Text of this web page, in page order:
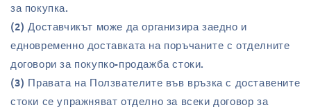
за покупка.
(2) Доставчикът може да организира заедно и
едновременно доставката на поръчаните с отделните
договори за покупко-продажба стоки.
(3) Правата на Ползвателите във връзка с доставените
стоки се упражняват отделно за всеки договор за